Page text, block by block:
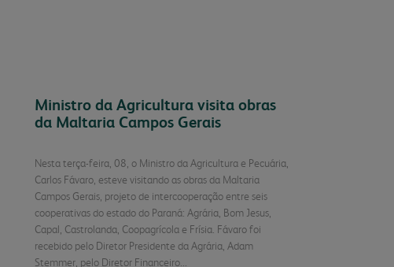
Ministro da Agricultura visita obras
da Maltaria Campos Gerais
Nesta terça-feira, 08, o Ministro da Agricultura e Pecuária,
Carlos Fávaro, esteve visitando as obras da Maltaria
Campos Gerais, projeto de intercooperação entre seis
cooperativas do estado do Paraná: Agrária, Bom Jesus,
Capal, Castrolanda, Coopagrícola e Frísia. Fávaro foi
recebido pelo Diretor Presidente da Agrária, Adam
Stemmer, pelo Diretor Financeiro...